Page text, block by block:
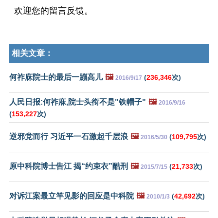
欢迎您的留言反馈。
相关文章：
何祚庥院士的最后一蹦高儿 🖼️ 2016/9/17 (236,346次)
人民日报:何祚庥,院士头衔不是"铁帽子" 🖼️ 2016/9/16
(153,227次)
逆邪党而行 习近平一石激起千层浪 🖼️ 2016/5/30 (109,795次)
原中科院博士告江 揭“约束衣”酷刑 🖼️ 2015/7/15 (21,733次)
对诉江案最立竿见影的回应是中科院 🖼️ 2010/1/3 (42,692次)